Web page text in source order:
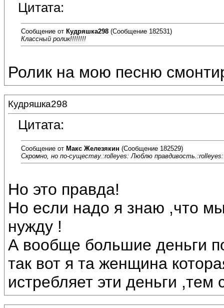
Цитата:
Сообщение от Кудряшка298 (Сообщение 182531)
Классный ролик!!!!!!!!
Ролик на мою песню
Кудряшка298
Цитата:
Сообщение от Макс Железякин (Сообщение 182529)
Скромно, но по-существу.:rolleyes: Люблю правдивость.:rolleyes:
Но это правда!
Но если надо я знаю ,что
нужду !
А вообще большие деньги
так вот я та женщина
истребляет эти деньги